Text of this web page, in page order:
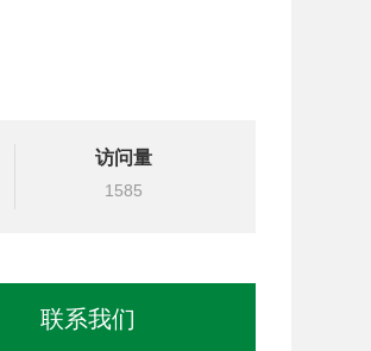
访问量
1585
联系我们